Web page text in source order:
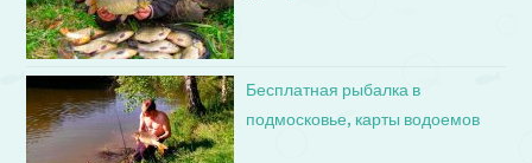
Бесплатная рыбалка в
подмосковье, карты водоемов